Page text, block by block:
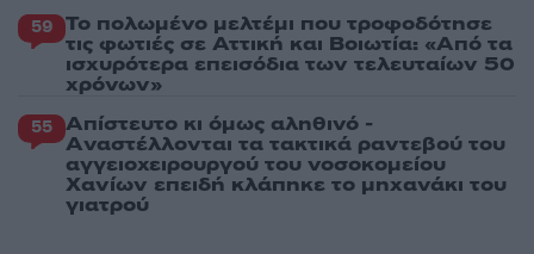
59 Το πολωμένο μελτέμι που τροφοδότησε
τις φωτιές σε Αττική και Βοιωτία: «Από τα
ισχυρότερα επεισόδια των τελευταίων 50
χρόνων»
55 Απίστευτο κι όμως αληθινό -
Aναστέλλονται τα τακτικά ραντεβού του
αγγειοχειρουργού του νοσοκομείου
Χανίων επειδή κλάπηκε το μηχανάκι του
γιατρού